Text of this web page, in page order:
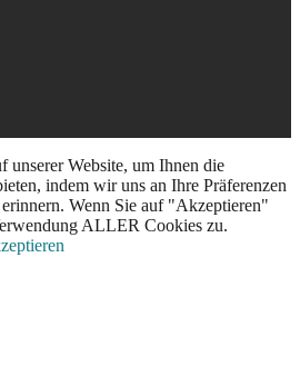
unserer Website, um Ihnen die
indem wir uns an Ihre Präferenzen
Wenn Sie auf "Akzeptieren"
ALLER Cookies zu.